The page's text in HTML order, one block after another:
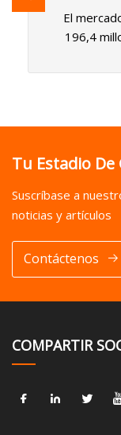
El
196,4
Tu Estadio
Suscríbase a
noticias y artículos
Contáctenos
COMPARTIR